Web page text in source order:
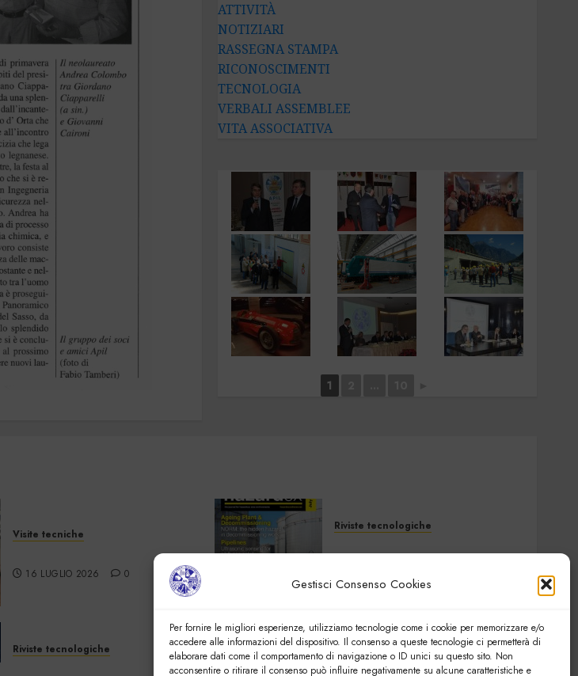
Gestisci Consenso Cookies
Per fornire le migliori esperienze, utilizziamo tecnologie come i cookie per memorizzare e/o
accedere alle informazioni del dispositivo. Il consenso a queste tecnologie ci permetterà di
elaborare dati come il comportamento di navigazione o ID unici su questo sito. Non
acconsentire o ritirare il consenso può influire negativamente su alcune caratteristiche e
ATTIVITÀ
NOTIZIARI
RASSEGNA STAMPA
RICONOSCIMENTI
TECNOLOGIA
VERBALI ASSEMBLEE
VITA ASSOCIATIVA
1
Visite tecniche
Cos’è il teleriscaldamento
16 LUGLIO 2026 0
Riviste tecnologiche
7 LUGLIO 2026
Riviste tecnologiche Riviste tecnologiche
Elettronica Oggi 535 –